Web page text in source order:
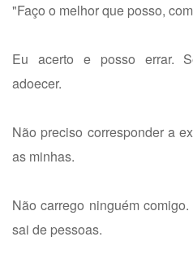
"Faço o melhor que posso,
Eu acerto e posso errar.
adoecer.
Não preciso corresponder a
as minhas.
Não carrego ninguém
sai de pessoas.